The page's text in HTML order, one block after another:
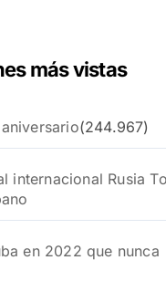
más vistas
(244.967)
internacional Rusia
en 2022 que nunca